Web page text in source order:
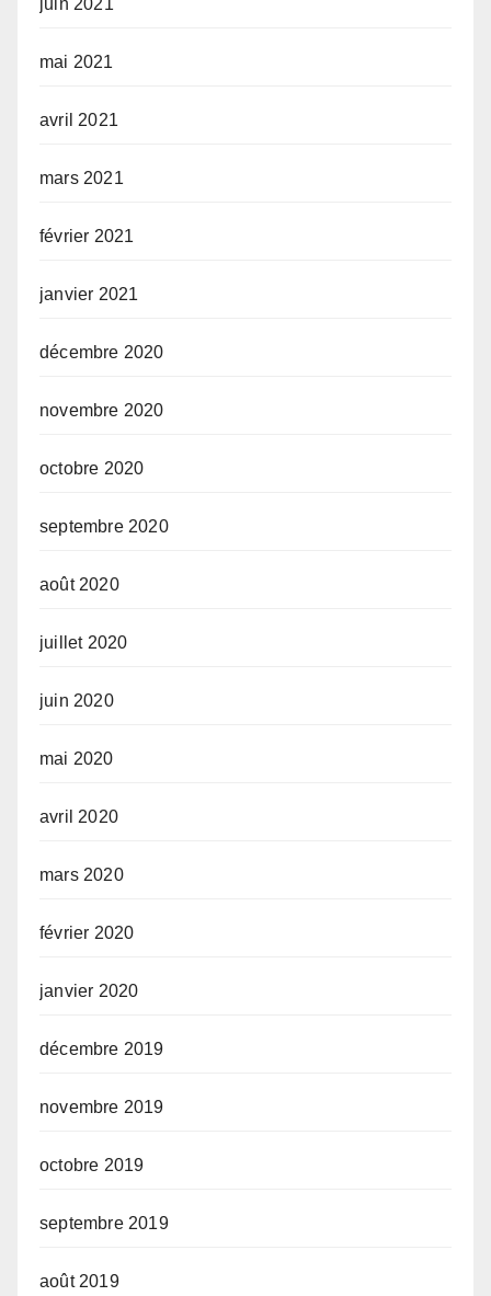
juin 2021
mai 2021
avril 2021
mars 2021
février 2021
janvier 2021
décembre 2020
novembre 2020
octobre 2020
septembre 2020
août 2020
juillet 2020
juin 2020
mai 2020
avril 2020
mars 2020
février 2020
janvier 2020
décembre 2019
novembre 2019
octobre 2019
septembre 2019
août 2019